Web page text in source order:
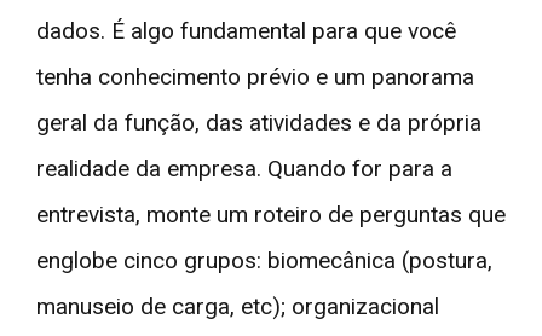
dados. É algo fundamental para que você
tenha conhecimento prévio e um panorama
geral da função, das atividades e da própria
realidade da empresa. Quando for para a
entrevista, monte um roteiro de perguntas que
englobe cinco grupos: biomecânica (postura,
manuseio de carga, etc); organizacional